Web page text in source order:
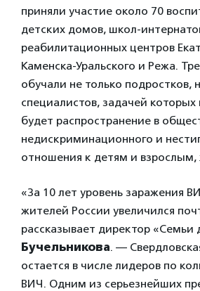
приняли участие около 70
детских домов, школ-
реабилитационных центров
Каменска-Уральского и Режа.
обучали не только подростков,
специалистов, задачей которых
будет распространение в
недискриминационного и
отношения к детям и
«За 10 лет уровень заражения
жителей России увеличился
рассказывает директор «Семьи
Бучельникова. —
остается в числе лидеров по
ВИЧ. Одним из серьезнейших